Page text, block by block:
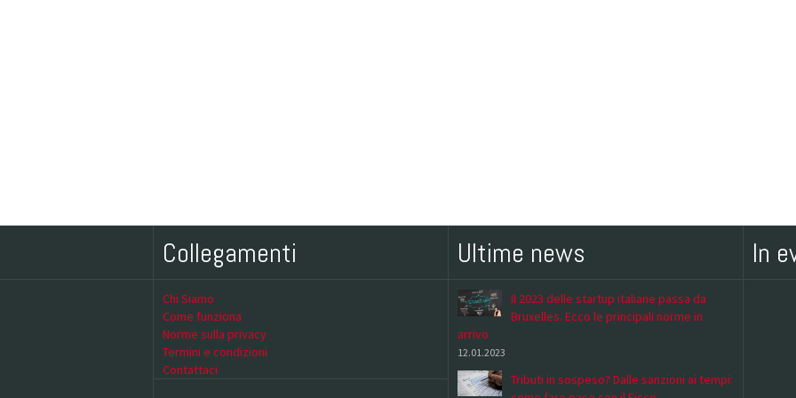
Collegamenti
Chi Siamo
Come funziona
Norme sulla privacy
Termini e condizioni
Contattaci
Ultime news
Il 2023 delle startup italiane passa da
Bruxelles. Ecco le principali norme in
arrivo
12.01.2023
Tributi in sospeso? Dalle sanzioni ai tempi:
In